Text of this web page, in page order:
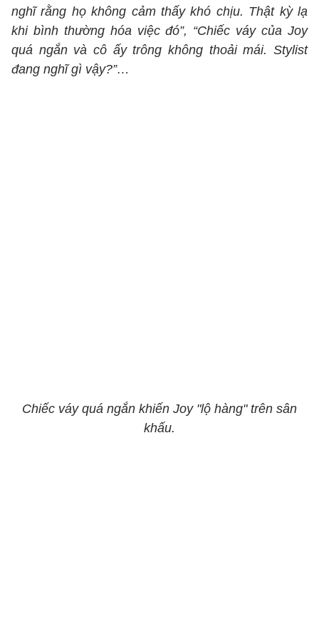
nghĩ rằng họ không cảm thấy khó chịu. Thật kỳ lạ
khi bình thường hóa việc đó”, “Chiếc váy của Joy
quá ngắn và cô ấy trông không thoải mái. Stylist
đang nghĩ gì vậy?”…
Chiếc váy quá ngắn khiến Joy "lộ hàng" trên sân
khấu.